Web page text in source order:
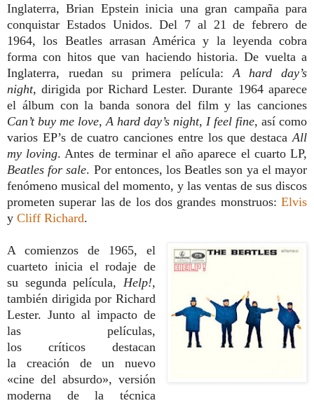
Inglaterra, Brian Epstein inicia una gran campaña para
conquistar Estados Unidos. Del 7 al 21 de febrero de
1964, los Beatles arrasan América y la leyenda cobra
forma con hitos que van haciendo historia. De vuelta a
Inglaterra, ruedan su primera película: A hard day’s
night,dirigida por Richard Lester. Durante 1964 aparece
el álbum con la banda sonora del film y las canciones
Can’t buy me love, A hard day’s night, I feel fine, así como
varios EP’s de cuatro canciones entre los que destaca All
my loving. Antes de terminar el año aparece el cuarto LP,
Beatles for sale. Por entonces, los Beatles son ya el mayor
fenómeno musical del momento, y las ventas de sus discos
prometen superar las de los dos grandes monstruos: Elvis
y Cliff Richard.
A comienzos de 1965, el
cuarteto inicia el rodaje de
su segunda película, Help!,
también dirigida por Richard
Lester. Junto al impacto de
las películas,
los críticos destacan
la creación de un nuevo
«cine del absurdo», versión
moderna de la técnica